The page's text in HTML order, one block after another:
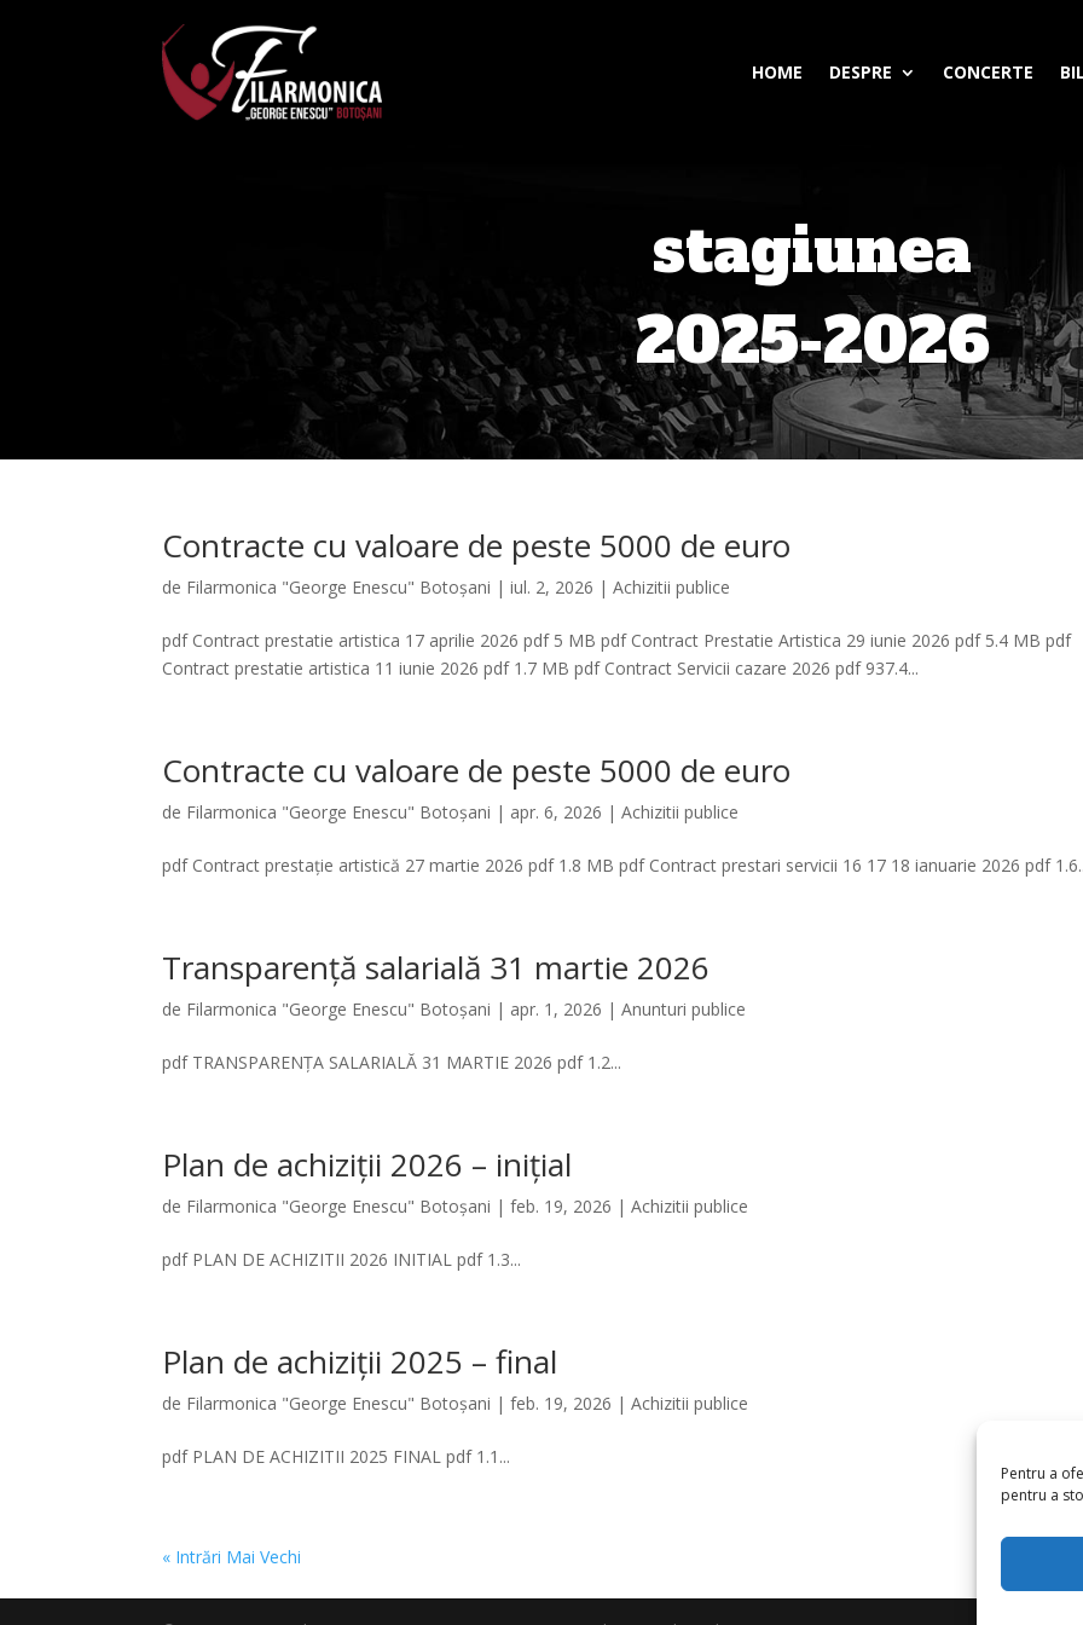
Pentru a
pentru a
HOME DESPRE CONCERTE
stagiunea
2025-2026
Contracte cu valoare de peste 5000 de euro
de Filarmonica "George Enescu" Botoșani |iul. 2, 2026 |Achizitii publice
pdf Contract prestatie artistica 17 aprilie 2026 pdf 5 MB pdf Contract Prestatie Artistica 29 iunie 2026 pdf 5.4 MB pdf
Contract prestatie artistica 11 iunie 2026 pdf 1.7 MB pdf Contract Servicii cazare 2026 pdf 937.4...
Contracte cu valoare de peste 5000 de euro
de Filarmonica "George Enescu" Botoșani | apr. 6, 2026 |Achizitii publice
pdf Contract prestație artistică 27 martie 2026 pdf 1.8 MB pdf Contract prestari servicii 16 17 18 ianuarie 2026 pdf
Transparență salarială 31 martie 2026
de Filarmonica "George Enescu" Botoșani | apr. 1, 2026 |Anunturi publice
pdf TRANSPARENȚA SALARIALĂ 31 MARTIE 2026 pdf 1.2...
Plan de achiziții 2026 – inițial
de Filarmonica "George Enescu" Botoșani |feb. 19, 2026 |Achizitii publice
pdf PLAN DE ACHIZITII 2026 INITIAL pdf 1.3...
Plan de achiziții 2025 – final
de Filarmonica "George Enescu" Botoșani |feb. 19, 2026 |Achizitii publice
pdf PLAN DE ACHIZITII 2025 FINAL pdf 1.1...
« Intrări Mai Vechi